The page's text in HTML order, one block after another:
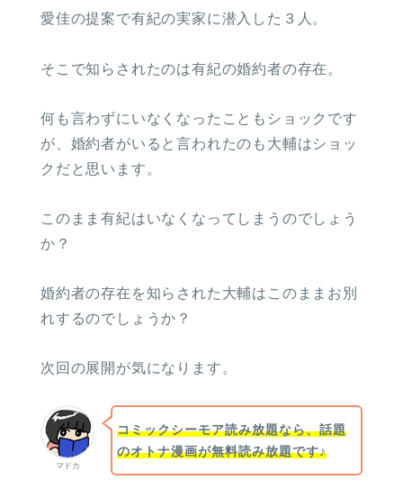
愛佳の提案で有紀の実家に潜入した３人。
そこで知らされたのは有紀の婚約者の存在。
何も言わずにいなくなったこともショックです
が、婚約者がいると言われたのも大輔はショッ
クだと思います。
このまま有紀はいなくなってしまうのでしょう
か？
婚約者の存在を知らされた大輔はこのままお別
れするのでしょうか？
次回の展開が気になります。
マドカ
コミックシーモア読み放題なら、話題
のオトナ漫画が無料読み放題です♪